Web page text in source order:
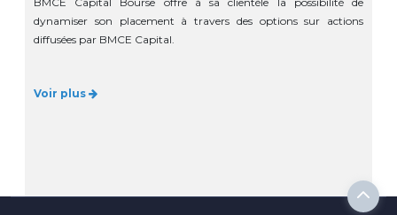
dynamiser son placement à travers des options sur actions
diffusées par BMCE Capital.
Voir plus